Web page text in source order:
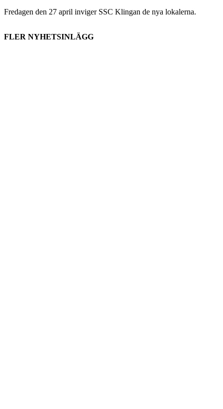
Fredagen den 27 april inviger SSC Klingan de nya lokalerna.
FLER NYHETSINLÄGG